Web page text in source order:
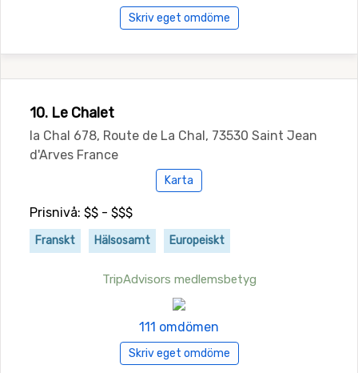
Skriv eget omdöme
10. Le Chalet
la Chal 678, Route de La Chal, 73530 Saint Jean
d'Arves France
Karta
Prisnivå: $$ - $$$
Franskt Hälsosamt Europeiskt
TripAdvisors medlemsbetyg
111 omdömen
Skriv eget omdöme